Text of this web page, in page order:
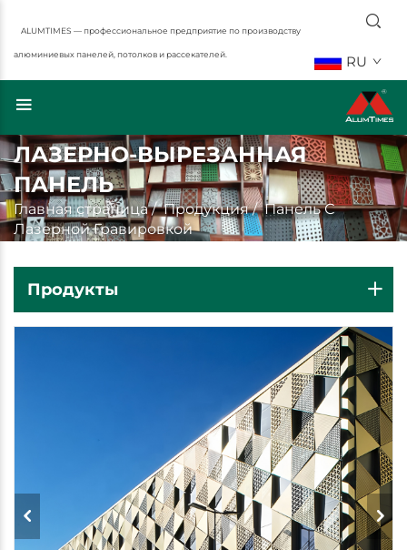
ALUMTIMES — профессиональное предприятие по производству
алюминиевых панелей, потолков и рассекателей. RU
ЛАЗЕРНО-ВЫРЕЗАННАЯ
ПАНЕЛЬ
Главная страница/Продукция/Панель С
Лазерной Гравировкой
Продукты